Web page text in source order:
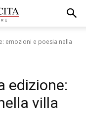
emozioni e poesia nella
edizione:
villa